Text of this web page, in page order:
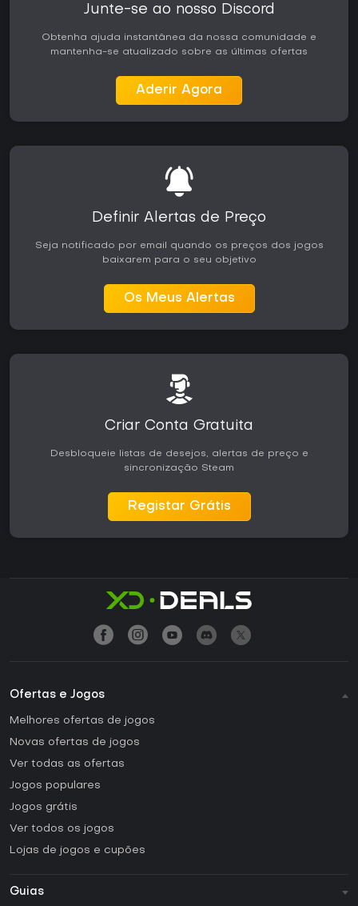
Junte-se ao nosso Discord
Obtenha ajuda instantânea da nossa comunidade e
mantenha-se atualizado sobre as últimas ofertas
Aderir Agora
Definir Alertas de Preço
Seja notificado por email quando os preços dos jogos
baixarem para o seu objetivo
Os Meus Alertas
Criar Conta Gratuita
Desbloqueie listas de desejos, alertas de preço e
sincronização Steam
Registar Grátis
Ofertas e Jogos
Melhores ofertas de jogos
Novas ofertas de jogos
Ver todas as ofertas
Jogos populares
Jogos grátis
Ver todos os jogos
Lojas de jogos e cupões
Guias